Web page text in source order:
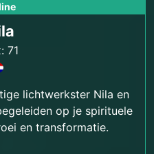
71
lichtwerkster Nila en
op je spirituele
en transformatie.